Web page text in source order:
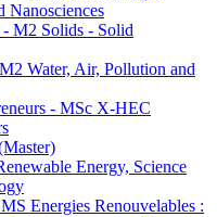
Nanosciences
M2 Solids - Solid
Water, Air, Pollution and
- MSc X-HEC
Energy, Science
Energies Renouvelables :